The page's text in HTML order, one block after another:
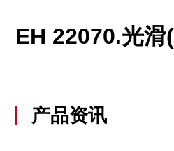
EH 22070.光滑
产品资讯